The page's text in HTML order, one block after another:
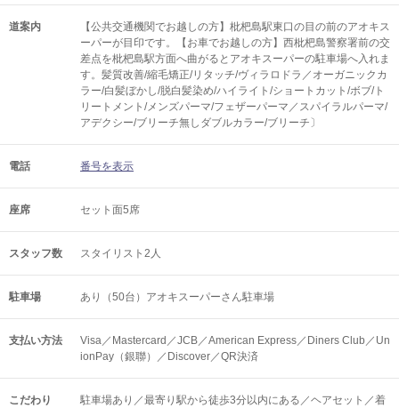
道案内
【公共交通機関でお越しの方】枇杷島駅東口の目の前のアオキス
ーパーが目印です。【お車でお越しの方】西枇杷島警察署前の交
差点を枇杷島駅方面へ曲がるとアオキスーパーの駐車場へ入れま
す。髪質改善/縮毛矯正/リタッチ/ヴィラロドラ／オーガニックカ
ラー/白髪ぼかし/脱白髪染め/ハイライト/ショートカット/ボブ/ト
リートメント/メンズパーマ/フェザーパーマ／スパイラルパーマ/
アデクシー/ブリーチ無しダブルカラー/ブリーチ〕
電話 番号を表示
座席 セット面5席
スタッフ数 スタイリスト2人
駐車場 あり（50台）アオキスーパーさん駐車場
支払い方法
Visa／Mastercard／JCB／American Express／Diners Club／Un
ionPay（銀聯）／Discover／QR決済
こだわり
駐車場あり／最寄り駅から徒歩3分以内にある／ヘアセット／着